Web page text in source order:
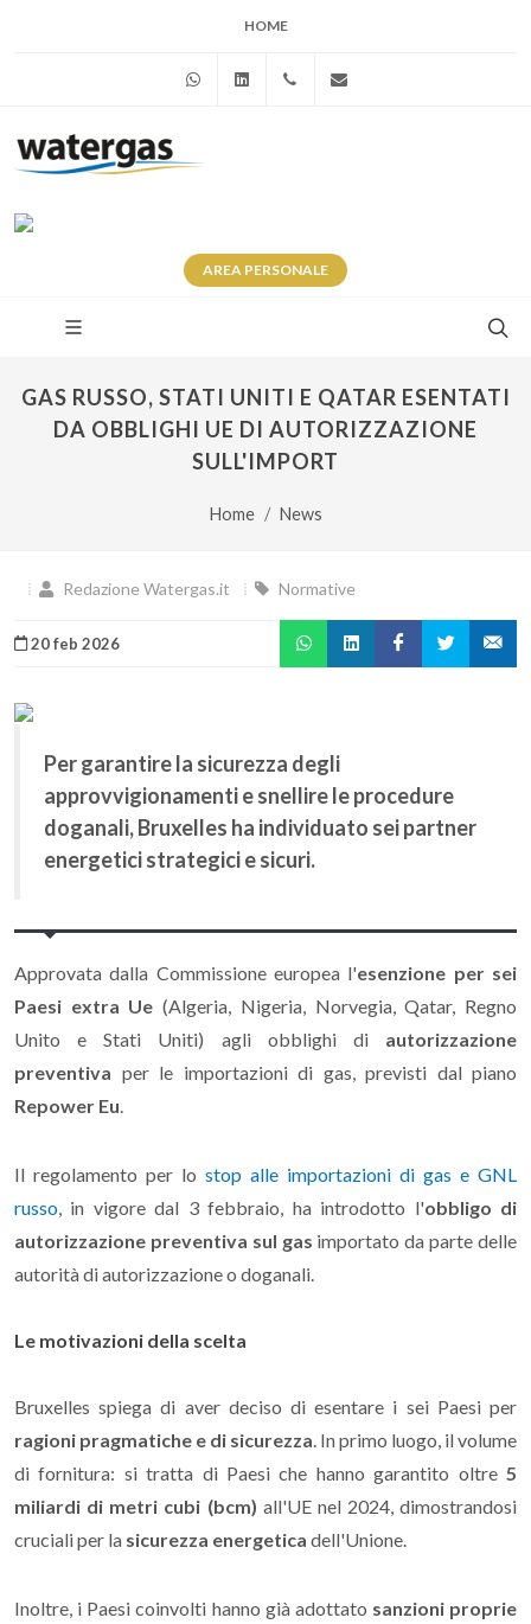
HOME
WhatsAppLinkedin+39 345 281 0246
AREA PERSONALE
GAS RUSSO, STATI UNITI E QATAR ESENTATI
DA OBBLIGHI UE DI AUTORIZZAZIONE
SULL'IMPORT
Home News
Redazione Watergas.it Normative
20 feb 2026
Per garantire la sicurezza degli
approvvigionamenti e snellire le procedure
doganali, Bruxelles ha individuato sei partner
energetici strategici e sicuri.
Approvata dalla Commissione europea l'esenzione per sei
Paesi extra Ue (Algeria, Nigeria, Norvegia, Qatar, Regno
Unito e Stati Uniti) agli obblighi di autorizzazione
preventiva per le importazioni di gas, previsti dal piano
Repower Eu.
Il regolamento per lo stop alle importazioni di gas e GNL
russo, in vigore dal 3 febbraio, ha introdotto l'obbligo di
autorizzazione preventiva sul gas importato da parte delle
autorità di autorizzazione o doganali.
Le motivazioni della scelta
Bruxelles spiega di aver deciso di esentare i sei Paesi per
ragioni pragmatiche e di sicurezza. In primo luogo, il volume
di fornitura: si tratta di Paesi che hanno garantito oltre 5
miliardi di metri cubi (bcm) all'UE nel 2024, dimostrandosi
cruciali per la sicurezza energetica dell'Unione.
Inoltre, i Paesi coinvolti hanno già adottato sanzioni proprie